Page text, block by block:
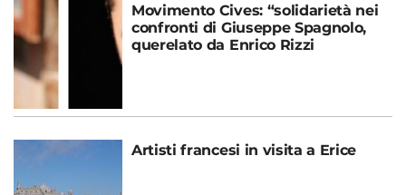
Movimento Cives: “solidarietà nei
confronti di Giuseppe Spagnolo,
querelato da Enrico Rizzi
Artisti francesi in visita a Erice